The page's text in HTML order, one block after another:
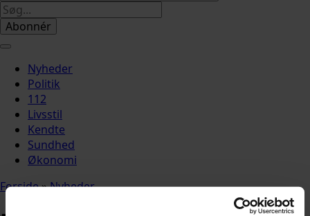
Abonnér
Nyheder
Politik
112
Livsstil
Kendte
Sundhed
Økonomi
Forside»Nyheder